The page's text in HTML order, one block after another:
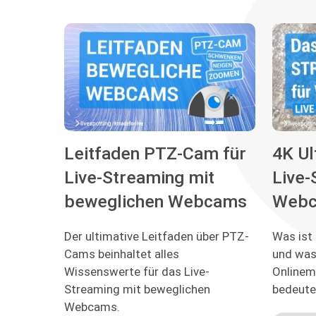
Leitfaden PTZ-Cam für
Live-Streaming mit
beweglichen Webcams
Der ultimative Leitfaden über PTZ-
Cams beinhaltet alles
Wissenswerte für das Live-
Streaming mit beweglichen
Webcams.
4K
Was ist
und